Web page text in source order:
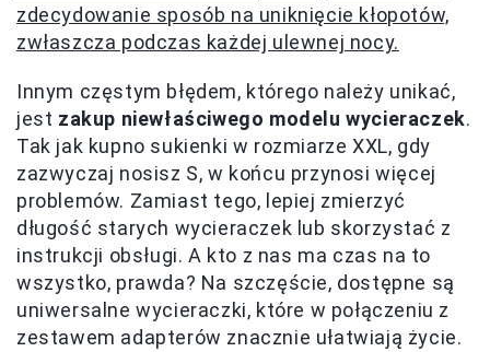
zdecydowanie sposób na uniknięcie kłopotów,
zwłaszcza podczas każdej ulewnej nocy.
Innym częstym błędem, którego należy unikać,
jest zakup niewłaściwego modelu wycieraczek.
Tak jak kupno sukienki w rozmiarze XXL, gdy
zazwyczaj nosisz S, w końcu przynosi więcej
problemów. Zamiast tego, lepiej zmierzyć
długość starych wycieraczek lub skorzystać z
instrukcji obsługi. A kto z nas ma czas na to
wszystko, prawda? Na szczęście, dostępne są
uniwersalne wycieraczki, które w połączeniu z
zestawem adapterów znacznie ułatwiają życie.